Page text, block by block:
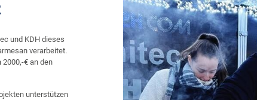
und KDH dieses
verarbeitet.
2000,-€ an den
unterstützen